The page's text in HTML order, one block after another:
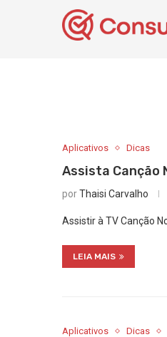
Aplicativos Dicas
Assista Canção
porThaisi Carvalho
Assistir à TV Canção
LEIA MAIS
Aplicativos Dicas